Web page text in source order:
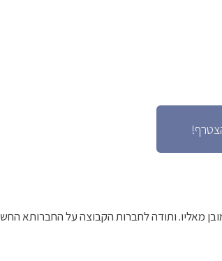
מאליו. ותודה לחברות הקבוצה על החברותא